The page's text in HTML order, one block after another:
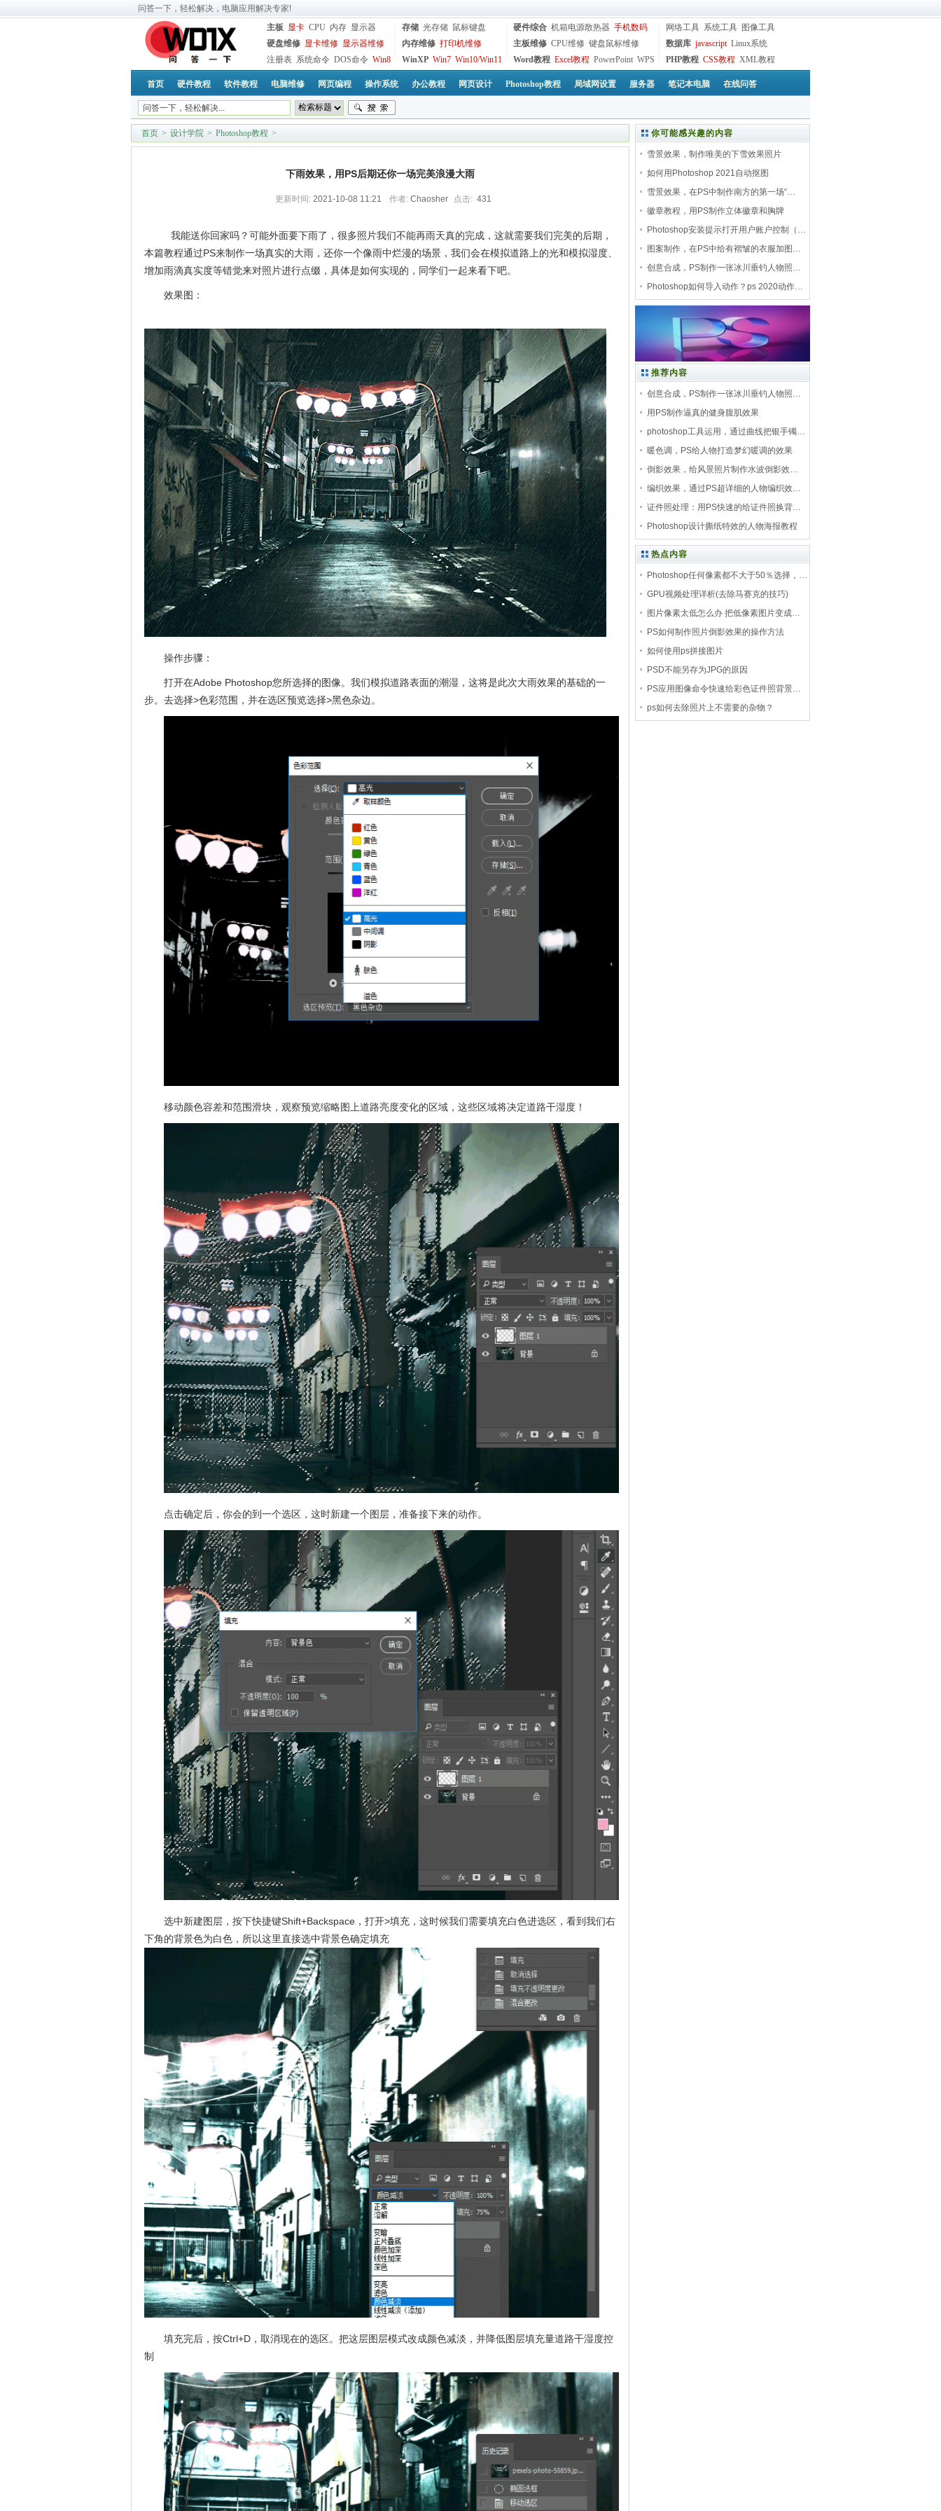
问答一下，轻松解决，电脑应用解决专家!
主板 显卡 CPU 内存 显示器
硬盘维修 显卡维修 显示器维修
注册表 系统命令 DOS命令 Win8
存储 光存储 鼠标键盘
内存维修 打印机维修
WinXP Win7 Win10/Win11
硬件综合 机箱电源散热器 手机数码
主板维修 CPU维修 键盘鼠标维修
Word教程 Excel教程 PowerPoint WPS
网络工具 系统工具 图像工具
数据库 javascript Linux系统
PHP教程 CSS教程 XML教程
首页 硬件教程 软件教程 电脑维修 网页编程 操作系统 办公教程 网页设计 Photoshop教程 局域网设置 服务器 笔记本电脑 在线问答
首页 > 设计学院 > Photoshop教程 >
下雨效果，用PS后期还你一场完美浪漫大雨
更新时间: 2021-10-08 11:21 作者: Chaosher 点击: 431
我能送你回家吗？可能外面要下雨了，很多照片我们不能再雨天真的完成，这就需要我们完美的后期，
本篇教程通过PS来制作一场真实的大雨，还你一个像雨中烂漫的场景，我们会在模拟道路上的光和模拟湿度、
增加雨滴真实度等错觉来对照片进行点缀，具体是如何实现的，同学们一起来看下吧。
效果图：
操作步骤：
打开在Adobe Photoshop您所选择的图像。我们模拟道路表面的潮湿，这将是此次大雨效果的基础的一
步。去选择>色彩范围，并在选区预览选择>黑色杂边。
移动颜色容差和范围滑块，观察预览缩略图上道路亮度变化的区域，这些区域将决定道路干湿度！
点击确定后，你会的到一个选区，这时新建一个图层，准备接下来的动作。
选中新建图层，按下快捷键Shift+Backspace，打开>填充，这时候我们需要填充白色进选区，看到我们右
下角的背景色为白色，所以这里直接选中背景色确定填充
填充完后，按Ctrl+D，取消现在的选区。把这层图层模式改成颜色减淡，并降低图层填充量道路干湿度控
制
你可能感兴趣的内容
雪景效果，制作唯美的下雪效果照片
如何用Photoshop 2021自动抠图
雪景效果，在PS中制作南方的第一场“…
徽章教程，用PS制作立体徽章和胸牌
Photoshop安装提示打开用户账户控制（…
图案制作，在PS中给有褶皱的衣服加图…
创意合成，PS制作一张冰川垂钓人物照…
Photoshop如何导入动作？ps 2020动作…
推荐内容
创意合成，PS制作一张冰川垂钓人物照…
用PS制作逼真的健身腹肌效果
photoshop工具运用，通过曲线把银手镯…
暖色调，PS给人物打造梦幻暖调的效果
倒影效果，给风景照片制作水波倒影效…
编织效果，通过PS超详细的人物编织效…
证件照处理：用PS快速的给证件照换背…
Photoshop设计撕纸特效的人物海报教程
热点内容
Photoshop任何像素都不大于50％选择，…
GPU视频处理详析(去除马赛克的技巧)
图片像素太低怎么办 把低像素图片变成…
PS如何制作照片倒影效果的操作方法
如何使用ps拼接图片
PSD不能另存为JPG的原因
PS应用图像命令快速给彩色证件照背景…
ps如何去除照片上不需要的杂物？